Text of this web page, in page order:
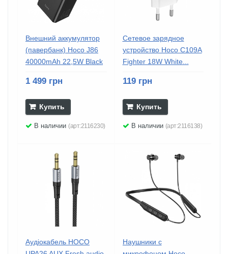
Внешний аккумулятор
(павербанк) Hoco J86
40000mAh 22,5W Black
1 499 грн
Купить
В наличии (арт:2116230)
Сетевое зарядное
устройство Hoco C109A
Fighter 18W White...
119 грн
Купить
В наличии (арт:2116138)
Аудiокабель HOCO
Наушники с